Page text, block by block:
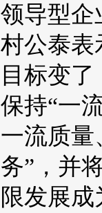
领导型企
村公泰表
目标变
保持“一
一流质量
务”，并
限发展成